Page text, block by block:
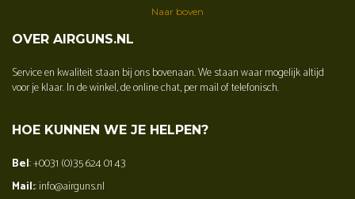
OVER AIRGUNS.NL
Service en kwaliteit staan bij ons bovenaan. We staan waar mogelijk altijd
voor je klaar. In de winkel, de online chat, per mail of telefonisch.
HOE KUNNEN WE JE HELPEN?
Bel: +0031 (0)35 624 01 43
Mail:: info@airguns.nl
Naar boven